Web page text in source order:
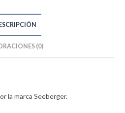
(0)
la marca Seeberger.